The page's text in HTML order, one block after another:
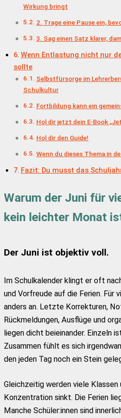
Wirkung bringt
2. Trage eine Pause ein,
3. Sag einen Satz klarer,
Wenn Entlastung nicht nur
sollte
Selbstfürsorge im
Schulkultur
Fortbildung kann ein
Hol dir jetzt dein E-Book
Hol dir den Guide!
Wenn du dieses Thema in
Fazit: Du musst das
Warum der Juni für
kein leichter Monat
Der Juni ist objektiv voll.
Im Schulkalender klingt er oft
und Vorfreude auf die Ferien. Für
anders an. Letzte Korrekturen,
Rückmeldungen, Ausflüge und
liegen dicht beieinander. Einzeln
Zusammen fühlt es sich
den jeden Tag noch ein Stein
Gleichzeitig werden viele Klassen
Konzentration sinkt. Die Ferien
Manche Schüler:innen sind